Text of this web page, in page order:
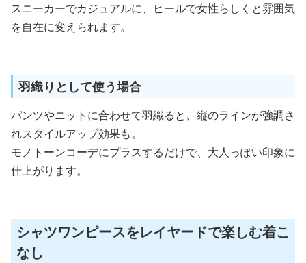
スニーカーでカジュアルに、ヒールで女性らしくと雰囲気
を自在に変えられます。
羽織りとして使う場合
パンツやニットに合わせて羽織ると、縦のラインが強調さ
れスタイルアップ効果も。
モノトーンコーデにプラスするだけで、大人っぽい印象に
仕上がります。
シャツワンピースをレイヤードで楽しむ着こ
なし